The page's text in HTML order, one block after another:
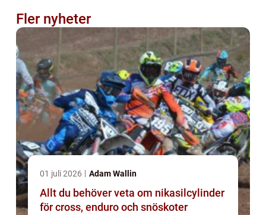
Fler nyheter
01 juli 2026 Adam Wallin
Allt du behöver veta om nikasilcylinder
för cross, enduro och snöskoter